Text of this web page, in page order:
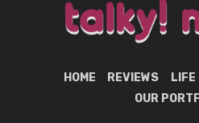
HOME REVIEWS LIFE
OUR